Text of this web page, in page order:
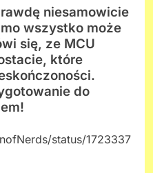
niesamowicie
wszystko może
się, ze MCU
które
do
status/1723337